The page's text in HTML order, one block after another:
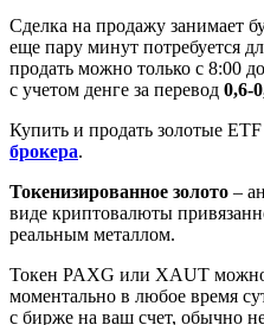
Сделка на продажу занимает
еще пару минут потребуется
продать можно только с 8:00
с учетом денге за перевод 0,6-
Купить и продать золотые
брокера.
Токенизированное золото –
виде криптовалюты
реальным металлом.
Токен PAXG или XAUT можно
моментально в любое время
с бирже на ваш счет, обычно